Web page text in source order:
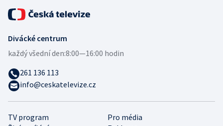
TV program
Pro média
Divácké centrum
každý všední den:8:00—16:00 hodin
261 136 113
info@ceskatelevize.cz